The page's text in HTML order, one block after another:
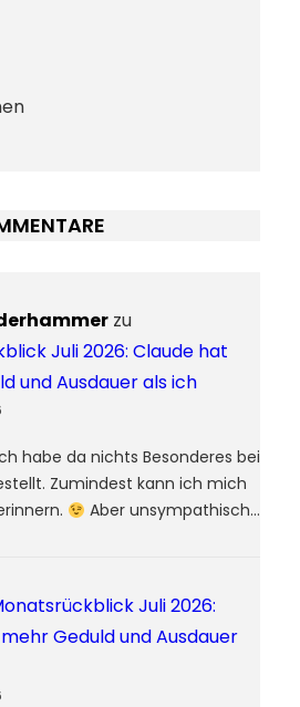
zu
Juli 2026: Claude hat
und Ausdauer als ich
habe da nichts Besonderes bei
Zumindest kann ich mich
Aber unsympathisch…
Juli 2026:
Geduld und Ausdauer